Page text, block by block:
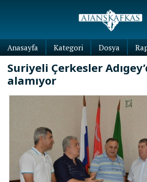
Anasayfa Kategori Dosya
Suriyeli Çerkesler
alamıyor